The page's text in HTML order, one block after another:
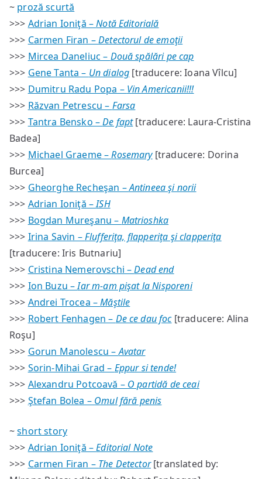
~ proză scurtă
>>> Adrian Ioniţă –Notă Editorială
>>> Carmen Firan –Detectorul de emoţii
>>> Mircea Daneliuc – Două spălări pe cap
>>> Gene Tanta – Un dialog [traducere: Ioana Vîlcu]
>>> Dumitru Radu Popa – Vin Americanii!!!
>>> Răzvan Petrescu – Farsa
>>> Tantra Bensko –De fapt[traducere: Laura-Cristina
Badea]
>>> Michael Graeme –Rosemary[traducere: Dorina
Burcea]
>>> Gheorghe Recheşan –Antineea şi norii
>>> Adrian Ioniţă –ISH
>>> Bogdan Mureşanu – Matrioshka
>>> Irina Savin –Flufferiţa, flapperiţa şi clapperiţa
[traducere: Iris Butnariu]
>>> Cristina Nemerovschi –Dead end
>>> Ion Buzu –Iar m-am pişat la Nisporeni
>>> Andrei Trocea –Măştile
>>> Robert Fenhagen – De ce dau foc[traducere: Alina
Roşu]
>>> Gorun Manolescu –Avatar
>>> Sorin-Mihai Grad – Eppur si tende!
>>> Alexandru Potcoavă – O partidă de ceai
>>> Ştefan Bolea – Omul fără penis
~short story
>>> Adrian Ioniţă –Editorial Note
>>> Carmen Firan – The Detector[translated by: